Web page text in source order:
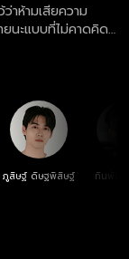
ห้ามเสียความ
นะแบบที่ไม่คาดคิด
ภูสิษฐ์ ดิษฐพิสิษฐ์ ทินพัน